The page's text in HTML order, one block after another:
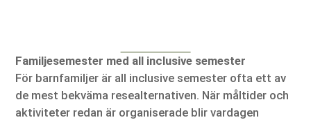
Familjesemester med all inclusive semester
För barnfamiljer är all inclusive semester ofta ett av
de mest bekväma resealternativen. När måltider och
aktiviteter redan är organiserade blir vardagen